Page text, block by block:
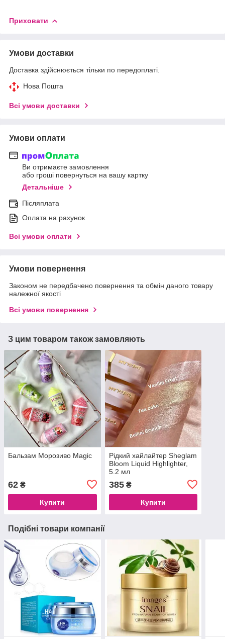
Приховати
Умови доставки
Доставка здійснюється тільки по передоплаті.
Нова Пошта
Всі умови доставки
Умови оплати
Ви отримаєте замовлення
або гроші повернуться на вашу картку
Детальніше
Післяплата
Оплата на рахунок
Всі умови оплати
Умови повернення
Законом не передбачено повернення та обмін даного товару
належної якості
Всі умови повернення
З цим товаром також замовляють
Бальзам Морозиво Magic
62 ₴
Купити
Рідкий хайлайтер Sheglam
Bloom Liquid Highlighter,
5.2 мл
385₴
Купити
Подібні товари компанії